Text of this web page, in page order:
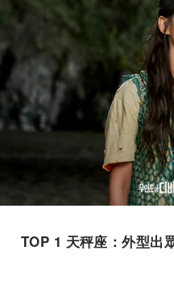
TOP 1 天秤座：外型出